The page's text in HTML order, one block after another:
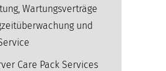
Wartungsverträge
und
Care Pack Services